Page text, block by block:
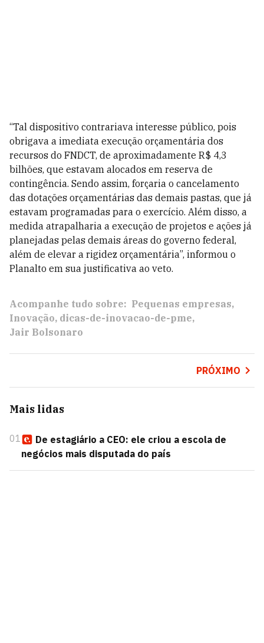
“Tal dispositivo contrariava interesse público, pois
obrigava a imediata execução orçamentária dos
recursos do FNDCT, de aproximadamente R$ 4,3
bilhões, que estavam alocados em reserva de
contingência. Sendo assim, forçaria o cancelamento
das dotações orçamentárias das demais pastas, que já
estavam programadas para o exercício. Além disso, a
medida atrapalharia a execução de projetos e ações já
planejadas pelas demais áreas do governo federal,
além de elevar a rigidez orçamentária”, informou o
Planalto em sua justificativa ao veto.
Acompanhe tudo sobre: Pequenas empresas
Inovação dicas-de-inovacao-de-pme
Jair Bolsonaro
PRÓXIMO
Mais lidas
01
De estagiário a CEO: ele criou a escola de
negócios mais disputada do país